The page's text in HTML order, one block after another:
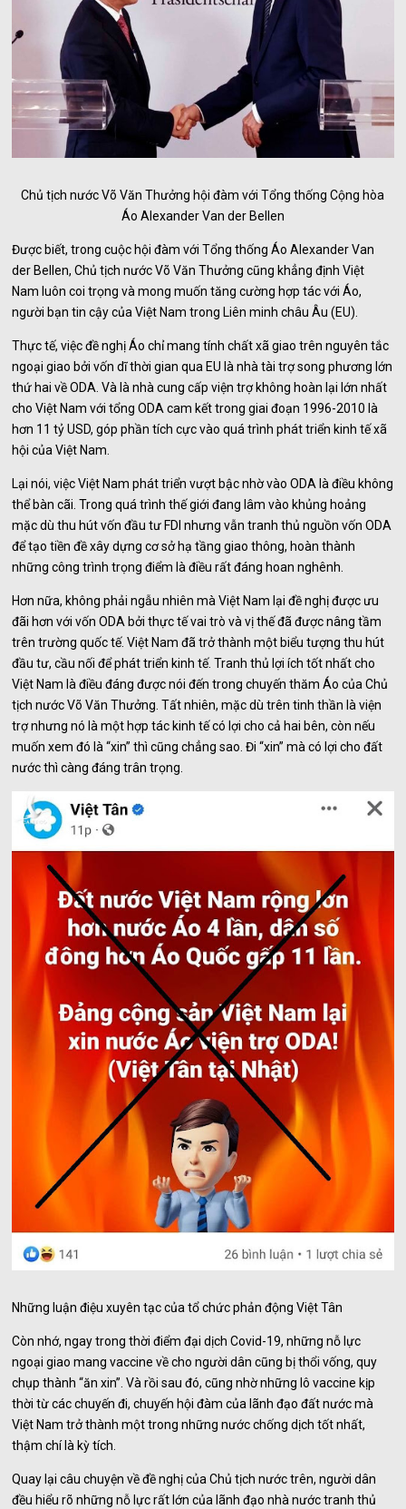
Chủ tịch nước Võ Văn Thưởng hội đàm với Tổng thống Cộng hòa
Áo Alexander Van der Bellen
Được biết, trong cuộc hội đàm với Tổng thống Áo Alexander Van
der Bellen, Chủ tịch nước Võ Văn Thưởng cũng khẳng định Việt
Nam luôn coi trọng và mong muốn tăng cường hợp tác với Áo,
người bạn tin cậy của Việt Nam trong Liên minh châu Âu (EU).
Thực tế, việc đề nghị Áo chỉ mang tính chất xã giao trên nguyên tắc
ngoại giao bởi vốn dĩ thời gian qua EU là nhà tài trợ song phương lớn
thứ hai về ODA. Và là nhà cung cấp viện trợ không hoàn lại lớn nhất
cho Việt Nam với tổng ODA cam kết trong giai đoạn 1996-2010 là
hơn 11 tỷ USD, góp phần tích cực vào quá trình phát triển kinh tế xã
hội của Việt Nam.
Lại nói, việc Việt Nam phát triển vượt bậc nhờ vào ODA là điều không
thể bàn cãi. Trong quá trình thế giới đang lâm vào khủng hoảng
mặc dù thu hút vốn đầu tư FDI nhưng vẫn tranh thủ nguồn vốn ODA
để tạo tiền đề xây dựng cơ sở hạ tầng giao thông, hoàn thành
những công trình trọng điểm là điều rất đáng hoan nghênh.
Hơn nữa, không phải ngẫu nhiên mà Việt Nam lại đề nghị được ưu
đãi hơn với vốn ODA bởi thực tế vai trò và vị thế đã được nâng tầm
trên trường quốc tế. Việt Nam đã trở thành một biểu tượng thu hút
đầu tư, cầu nối để phát triển kinh tế. Tranh thủ lợi ích tốt nhất cho
Việt Nam là điều đáng được nói đến trong chuyến thăm Áo của Chủ
tịch nước Võ Văn Thưởng. Tất nhiên, mặc dù trên tinh thần là viện
trợ nhưng nó là một hợp tác kinh tế có lợi cho cả hai bên, còn nếu
muốn xem đó là “xin” thì cũng chẳng sao. Đi “xin” mà có lợi cho đất
nước thì càng đáng trân trọng.
Những luận điệu xuyên tạc của tổ chức phản động Việt Tân
Còn nhớ, ngay trong thời điểm đại dịch Covid-19, những nỗ lực
ngoại giao mang vaccine về cho người dân cũng bị thổi vống, quy
chụp thành “ăn xin”. Và rồi sau đó, cũng nhờ những lô vaccine kịp
thời từ các chuyến đi, chuyến hội đàm của lãnh đạo đất nước mà
Việt Nam trở thành một trong những nước chống dịch tốt nhất,
thậm chí là kỳ tích.
Quay lại câu chuyện về đề nghị của Chủ tịch nước trên, người dân
đều hiểu rõ những nỗ lực rất lớn của lãnh đạo nhà nước tranh thủ